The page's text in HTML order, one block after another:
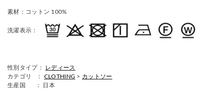
素材： コットン 100%
洗濯表示：
性別タイプ： レディース
カテゴリ ： CLOTHING > カットソー
生産国
： 日本